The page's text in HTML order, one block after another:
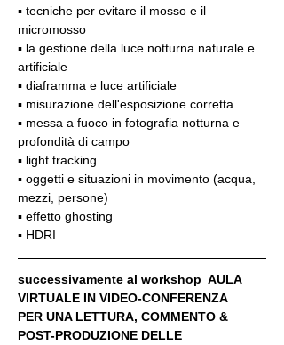
▪️ tecniche per evitare il mosso e il
micromosso
▪️ la gestione della luce notturna naturale e
artificiale
▪️ diaframma e luce artificiale
▪️ misurazione dell'esposizione corretta
▪️ messa a fuoco in fotografia notturna e
profondità di campo
▪️ light tracking
▪️ oggetti e situazioni in movimento (acqua,
mezzi, persone)
▪️ effetto ghosting
▪️ HDRI
successivamente al workshop  AULA
VIRTUALE IN VIDEO-CONFERENZA
PER UNA LETTURA, COMMENTO &
POST-PRODUZIONE DELLE